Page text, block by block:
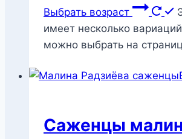
Выбрать возраст
имеет несколько
можно выбрать на
Саженцы